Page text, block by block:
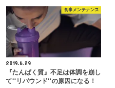
食事メンテナンス
2019.6.29
『たんぱく質』不足は体調を崩し
て‘‘リバウンド‘‘の原因になる！